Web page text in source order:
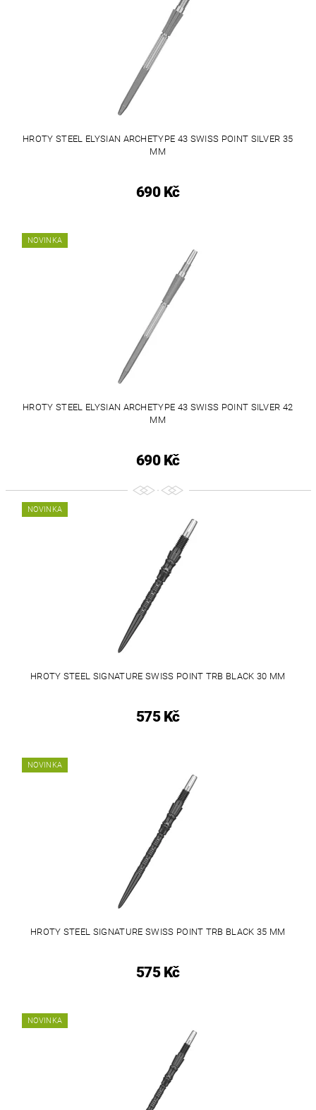
HROTY STEEL ELYSIAN ARCHETYPE 43 SWISS POINT SILVER 35
MM
690 Kč
NOVINKA
HROTY STEEL ELYSIAN ARCHETYPE 43 SWISS POINT SILVER 42
MM
690 Kč
NOVINKA
HROTY STEEL SIGNATURE SWISS POINT TRB BLACK 30 MM
575 Kč
NOVINKA
HROTY STEEL SIGNATURE SWISS POINT TRB BLACK 35 MM
575 Kč
NOVINKA